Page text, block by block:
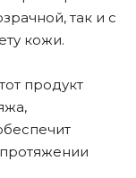
так и с
кожи.
продукт